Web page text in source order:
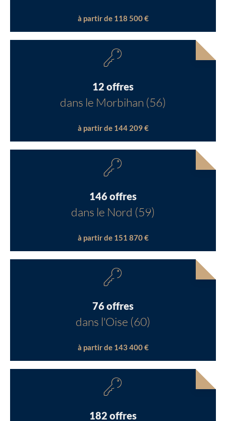
à partir de 118 500 €
12 offres
dans le Morbihan (56)
à partir de 144 209 €
146 offres
dans le Nord (59)
à partir de 151 870 €
76 offres
dans l'Oise (60)
à partir de 143 400 €
182 offres